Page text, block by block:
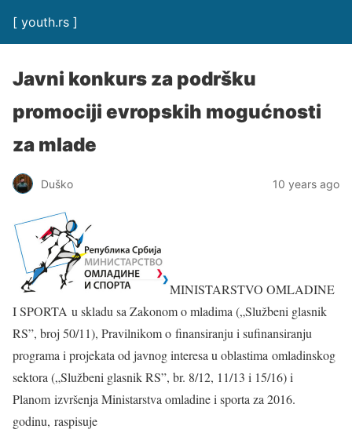
[ youth.rs ]
Javni konkurs za podršku
promociji evropskih mogućnosti
za mlade
Duško 10 years ago
MINISTARSTVO OMLADINE
I SPORTA u skladu sa Zakonom o mladima („Službeni glasnik
RS”, broj 50/11), Pravilnikom o finansiranju i sufinansiranju
programa i projekata od javnog interesa u oblastima omladinskog
sektora („Službeni glasnik RS”, br. 8/12, 11/13 i 15/16) i
Planom izvršenja Ministarstva omladine i sporta za 2016.
godinu, raspisuje